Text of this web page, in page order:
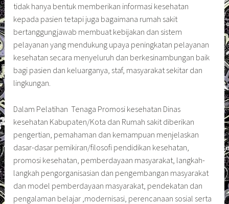
tidak hanya bentuk memberikan informasi kesehatan
kepada pasien tetapi juga bagaimana rumah sakit
bertanggungjawab membuat kebijakan dan sistem
pelayanan yang mendukung upaya peningkatan pelayanan
kesehatan secara menyeluruh dan berkesinambungan baik
bagi pasien dan keluarganya, staf, masyarakat sekitar dan
lingkungan.
Dalam Pelatihan Tenaga Promosi kesehatan Dinas
kesehatan Kabupaten/Kota dan Rumah sakit diberikan
pengertian, pemahaman dan kemampuan menjelaskan
dasar-dasar pemikiran/filosofi pendidikan kesehatan,
promosi kesehatan, pemberdayaan masyarakat, langkah-
langkah pengorganisasian dan pengembangan masyarakat
dan model pemberdayaan masyarakat, pendekatan dan
pengalaman belajar ,modernisasi, perencanaan sosial serta